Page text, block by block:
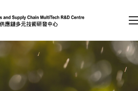
按回车键）
会员登录
A A EN 繁 简